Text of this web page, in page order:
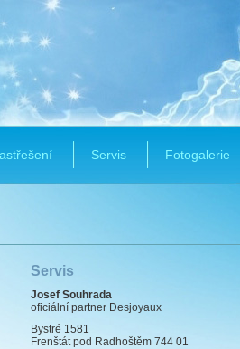
Servis Fotogalerie
Servis
Josef Souhrada
oficiální partner Desjoyaux
Bystré 1581
Frenštát pod Radhoštěm 744 01